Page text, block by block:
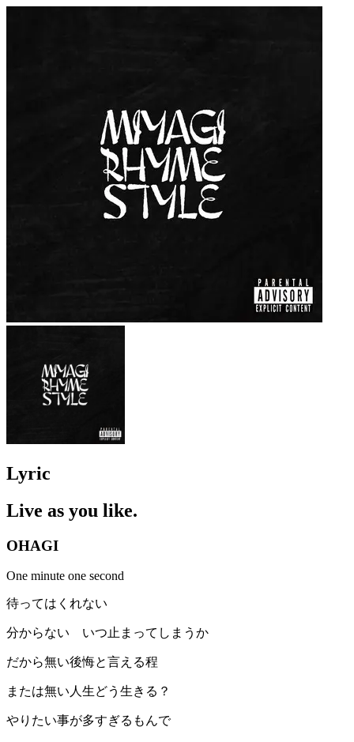
Lyric
Live as you like.
OHAGI
One minute one second
待ってはくれない
分からない いつ止まってしまうか
だから無い後悔と言える程
または無い人生どう生きる？
やりたい事が多すぎるもんで